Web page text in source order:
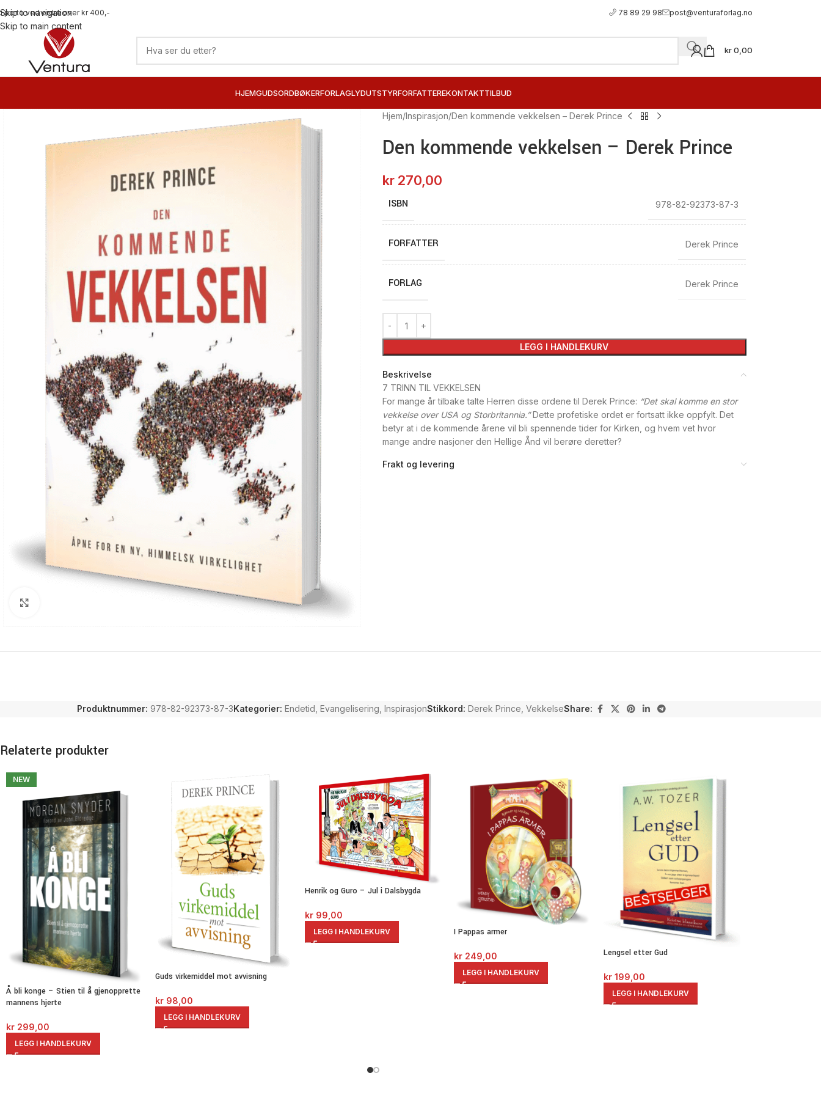
Skip to navigation
Skip to main content
porto ved ordre over kr 400,- 78 89 29 98 post@venturaforlag.no
kr0,00
HJEMGUDSORDBØKERFORLAGLYDUTSTYRFORFATTEREKONTAKTTILBUD
Hjem Inspirasjon Den kommende vekkelsen – Derek Prince
Den kommende vekkelsen – Derek Prince
kr270,00
ISBN 978-82-92373-87-3
FORFATTER Derek Prince
FORLAG Derek Prince
LEGG I HANDLEKURV
Beskrivelse
7 TRINN TIL VEKKELSEN
For mange år tilbake talte Herren disse ordene til Derek Prince: “Det skal komme en stor
vekkelse over USA og Storbritannia.”Dette profetiske ordet er fortsatt ikke oppfylt. Det
betyr at i de kommende årene vil bli spennende tider for Kirken, og hvem vet hvor
mange andre nasjoner den Hellige Ånd vil berøre deretter?
Frakt og levering
Produktnummer: 978-82-92373-87-3Kategorier: Endetid, Evangelisering, InspirasjonStikkord: Derek Prince, VekkelseShare:
Relaterte produkter
NEW
Å bli konge – Stien til å gjenopprette
mannens hjerte
kr 299,00
LEGG I HANDLEKURV
Guds virkemiddel mot avvisning
kr 98,00
LEGG I HANDLEKURV
Henrik og Guro – Jul i Dalsbygda
kr99,00
LEGG I HANDLEKURV I Pappas armer
kr 249,00
LEGG I HANDLEKURV
Lengsel etter Gud
kr199,00
LEGG I HANDLEKURV